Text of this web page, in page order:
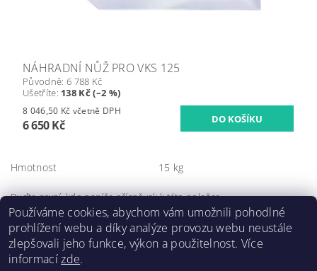
NÁHRADNÍ NŮŽ PRO VKS 125
Původně: 6 788 Kč
Ušetříte: 138 Kč (–2 %)
8 046,50 Kč včetně DPH
6 650 Kč
Hmotnost 15 kg
Buďte první, kdo napíše příspěvek k této položce.
Přidat komentář
Používáme cookies, abychom vám umožnili pohodlné
prohlížení webu a díky analýze provozu webu neustále
zlepšovali jeho funkce, výkon a použitelnost. Více
informacízde.